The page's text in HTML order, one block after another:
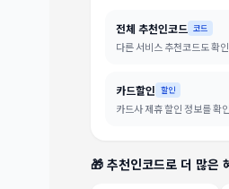
전체 추천인코드 코드
다른 서비스 추천코드도 확
카드할인 할인
카드사 제휴 할인 정보를 확
🎁 추천인코드로 더 많은